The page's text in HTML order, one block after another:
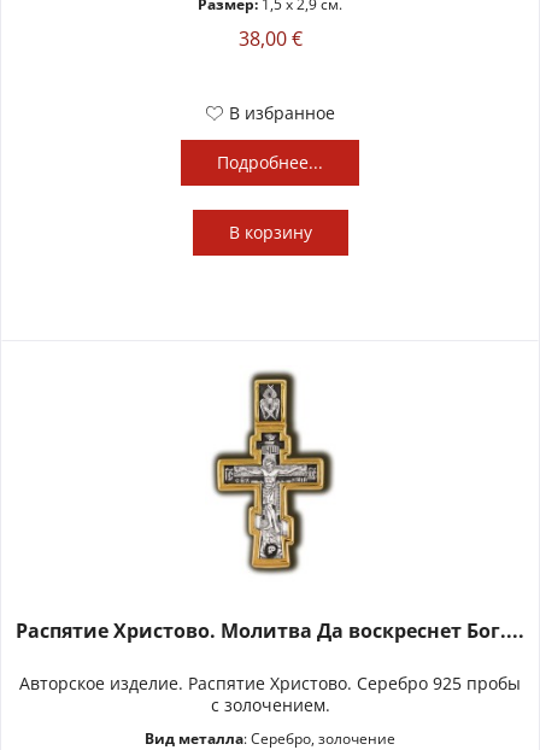
38,00 €
В избранное
Подробнее...
В корзину
Распятие Христово. Молитва Да воскреснет Бог....
Авторское изделие. Распятие Христово. Серебро 925 пробы
с золочением.
Вид металла: Серебро, золочение